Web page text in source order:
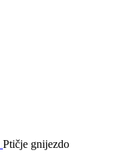
Ptičje gnijezdo